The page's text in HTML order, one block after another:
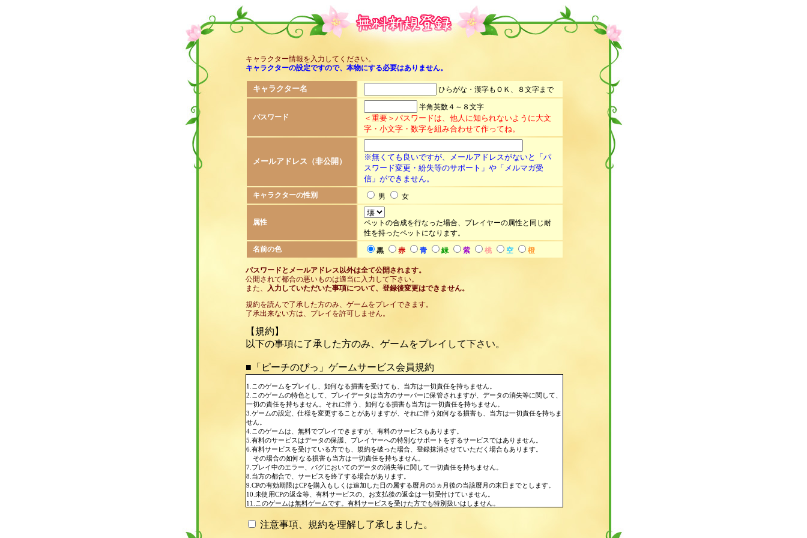
キャラクター情報を入力してください。
キャラクターの設定ですので、本物にする必要はありません。
キャラクター名 ひらがな・漢字もＯＫ、８文字まで
パスワード
半角英数４～８文字
＜重要＞パスワードは、他人に知られないように大文
字・小文字・数字を組み合わせて作ってね。
メールアドレス（非公開）
※無くても良いですが、メールアドレスがないと「パ
スワード変更・紛失等のサポート」や「メルマガ受
信」ができません。
キャラクターの性別 男 女
属性
ペットの合成を行なった場合、プレイヤーの属性と同じ耐
性を持ったペットになります。
名前の色
黒 赤 青 緑 紫 桃 空 橙
パスワードとメールアドレス以外は全て公開されます。
公開されて都合の悪いものは適当に入力して下さい。
また、
入力していただいた事項について、登録後変更はできません。
規約を読んで了承した方のみ、ゲームをプレイできます。
了承出来ない方は、プレイを許可しません。
【規約】
以下の事項に了承した方のみ、ゲームをプレイして下さい。
■「ピーチのぴっ」ゲームサービス会員規約
1.このゲームをプレイし、如何なる損害を受けても、当方は一切責任を持ちません。
2.このゲームの特色として、プレイデータは当方のサーバーに保管されますが、データの消失等に関して、
一切の責任を持ちません。それに伴う、如何なる損害も当方は一切責任を持ちません。
3.ゲームの設定、仕様を変更することがありますが、それに伴う如何なる損害も、当方は一切責任を持ちま
せん。
4.このゲームは、無料でプレイできますが、有料のサービスもあります。
5.有料のサービスはデータの保護、プレイヤーへの特別なサポートをするサービスではありません。
6.有料サービスを受けている方でも、規約を破った場合、登録抹消させていただく場合もあります。
その場合の如何なる損害も当方は一切責任を持ちません。
7.プレイ中のエラー、バグにおいてのデータの消失等に関して一切責任を持ちません。
8.当方の都合で、サービスを終了する場合があります。
9.CPの有効期限はCPを購入もしくは追加した日の属する暦月の5ヵ月後の当該暦月の末日までとします。
10.未使用CPの返金等、有料サービスの、お支払後の返金は一切受付けていません。
11.このゲームは無料ゲームです。有料サービスを受けた方でも特別扱いはしません。
12.長期間ログインされない場合は、キャラクターを削除する場合があります。
13.本規約は、必要に応じ随時こちらの判断で変更を行なえるものとします。
注意事項、規約を理解し了承しました。